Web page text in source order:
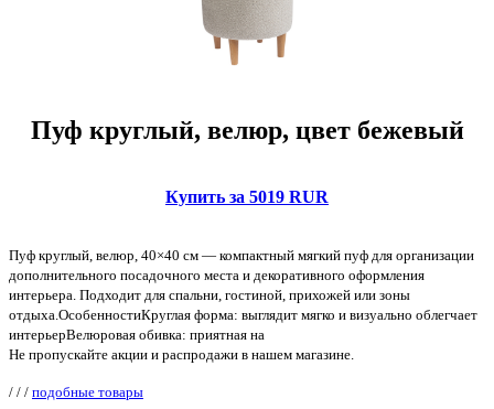
Пуф круглый, велюр, цвет бежевый
Купить за 5019 RUR
Пуф круглый, велюр, 40×40 см — компактный мягкий пуф для организации
дополнительного посадочного места и декоративного оформления
интерьера. Подходит для спальни, гостиной, прихожей или зоны
отдыха.ОсобенностиКруглая форма: выглядит мягко и визуально облегчает
интерьерВелюровая обивка: приятная на
Не пропускайте акции и распродажи в нашем магазине.
/ / / подобные товары